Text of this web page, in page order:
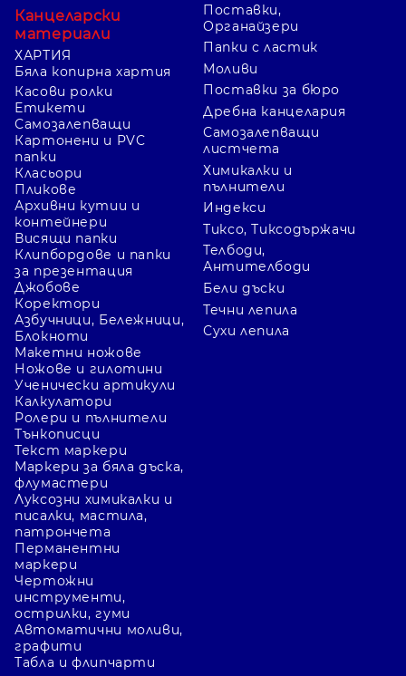
Канцеларски
материали
ХАРТИЯ
Бяла копирна хартия
Касови ролки
Етикети
Самозалепващи
Картонени и PVC
папки
Класьори
Пликове
Архивни кутии и
контейнери
Висящи папки
Клипбордове и папки
за презентация
Джобове
Коректори
Азбучници, Бележници,
Блокноти
Поставки,
Органайзери
Папки с ластик
Моливи
Поставки за бюро
Дребна канцелария
Самозалепващи
листчета
Химикалки и
пълнители
Индекси
Тиксо, Тиксодържачи
Телбоди,
Антителбоди
Бели дъски
Течни лепила
Сухи лепила
Макетни ножове
Ножове и гилотини
Ученически артикули
Калкулатори
Ролери и пълнители
Тънкописци
Текст маркери
Маркери за бяла дъска,
флумастери
Луксозни химикалки и
писалки, мастила,
патрончета
Перманентни
маркери
Чертожни
инструменти,
острилки, гуми
Автоматични моливи,
графити
Табла и флипчарти